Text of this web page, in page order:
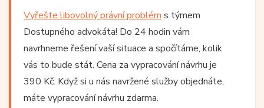
Vyřešte libovolný právní problém s týmem
Dostupného advokáta! Do 24 hodin vám
navrhneme řešení vaší situace a spočítáme, kolik
vás to bude stát. Cena za vypracování návrhu je
390 Kč. Když si u nás navržené služby objednáte,
máte vypracování návrhu zdarma.